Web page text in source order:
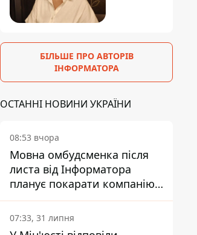
БІЛЬШЕ ПРО АВТОРІВ
ІНФОРМАТОРА
ОСТАННІ НОВИНИ УКРАЇНИ
08:53 вчора
Мовна омбудсменка після
листа від Інформатора
планує покарати компанію-
підрядника ПриватБанку
07:33, 31 липня